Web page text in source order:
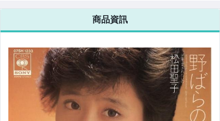
【黑膠唱片機】
【現貨區】日本雜貨商品
【現貨區】日本中古商品
商品資訊